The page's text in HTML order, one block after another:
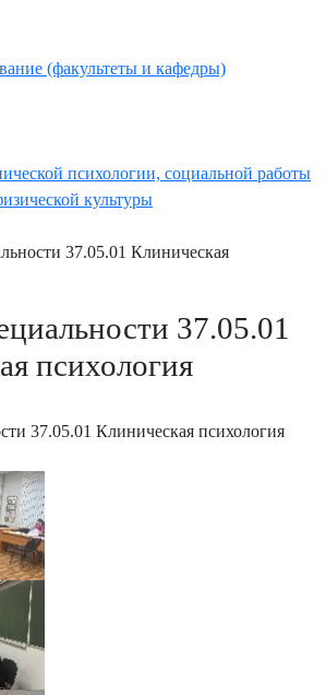
(факультеты и кафедры)
психологии, социальной работы
культуры
37.05.01 Клиническая
37.05.01
психология
37.05.01 Клиническая психология